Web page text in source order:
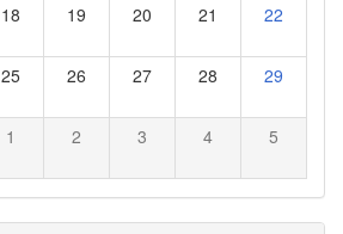
18 19 20 21 22
25 26 27 28 29
1 2 3 4 5